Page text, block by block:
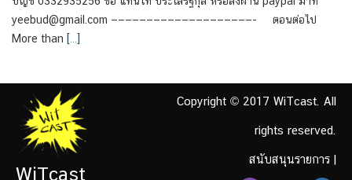
yeebud@gmail.com ————————————————————- ตอนต่อไป
More than […]
WiTcast
Copyright © 2017 WiTcast. All
rights reserved.
สนับสนุนรายการ |